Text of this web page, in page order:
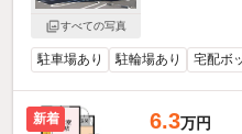
すべての写真
駐車場あり 駐輪場あり 宅配ボ
新着 6.3万円